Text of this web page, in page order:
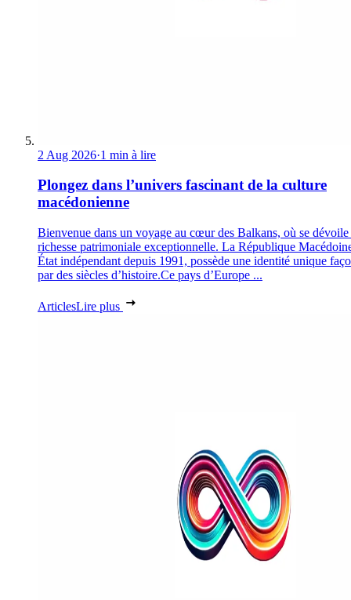
2 Aug 2026·1 min à lire
Plongez dans l’univers fascinant de la culture
macédonienne
Bienvenue dans un voyage au cœur des Balkans, où se dévoile
richesse patrimoniale exceptionnelle. La République
État indépendant depuis 1991, possède une identité unique
par des siècles d’histoire.Ce pays d’Europe ...
ArticlesLire plus